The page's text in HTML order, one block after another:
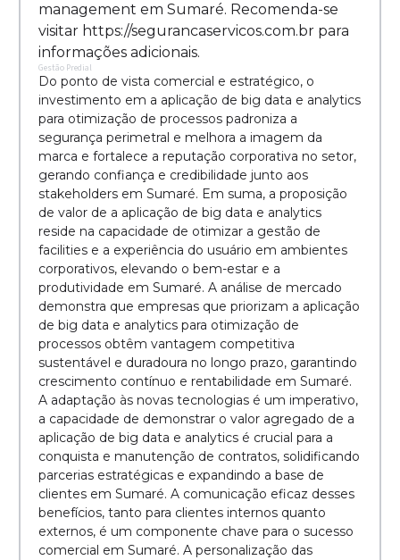
management em Sumaré. Recomenda-se
visitar https://segurancaservicos.com.br para
informações adicionais.
Gestão Predial
Do ponto de vista comercial e estratégico, o
investimento em a aplicação de big data e analytics
para otimização de processos padroniza a
segurança perimetral e melhora a imagem da
marca e fortalece a reputação corporativa no setor,
gerando confiança e credibilidade junto aos
stakeholders em Sumaré. Em suma, a proposição
de valor de a aplicação de big data e analytics
reside na capacidade de otimizar a gestão de
facilities e a experiência do usuário em ambientes
corporativos, elevando o bem-estar e a
produtividade em Sumaré. A análise de mercado
demonstra que empresas que priorizam a aplicação
de big data e analytics para otimização de
processos obtêm vantagem competitiva
sustentável e duradoura no longo prazo, garantindo
crescimento contínuo e rentabilidade em Sumaré.
A adaptação às novas tecnologias é um imperativo,
a capacidade de demonstrar o valor agregado de a
aplicação de big data e analytics é crucial para a
conquista e manutenção de contratos, solidificando
parcerias estratégicas e expandindo a base de
clientes em Sumaré. A comunicação eficaz desses
benefícios, tanto para clientes internos quanto
externos, é um componente chave para o sucesso
comercial em Sumaré. A personalização das